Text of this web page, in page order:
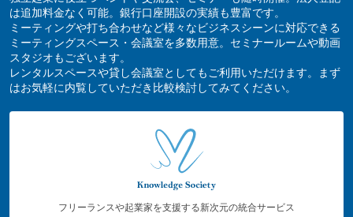
は追加料金なく可能。銀行口座開設の実績も豊富です。
ミーティングや打ち合わせなど様々なビジネスシーンに対応できる
ミーティングスペース・会議室を多数用意。セミナールームや動画
スタジオもございます。
レンタルスペースや貸し会議室としてもご利用いただけます。まず
はお気軽に内覧していただき比較検討してみてください。
フリーランスや起業家を支援する新次元の統合サービス